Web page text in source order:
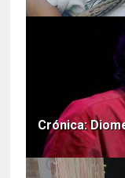
Crónica: